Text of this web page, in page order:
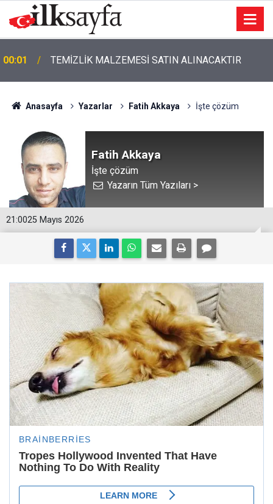
00:01 TEMİZLİK MALZEMESİ SATIN ALINACAKTIR
Anasayfa Yazarlar Fatih Akkaya İşte çözüm
Fatih Akkaya
İşte çözüm
Yazarın Tüm Yazıları >
21:0025 Mayıs 2026